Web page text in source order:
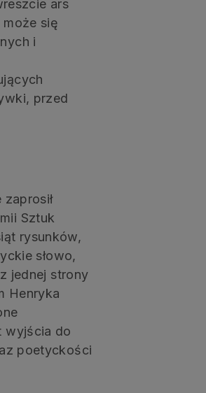
ars
się
i
przed
Sztuk
rysunków,
słowo,
jednej strony
Henryka
wyjścia do
poetyckości